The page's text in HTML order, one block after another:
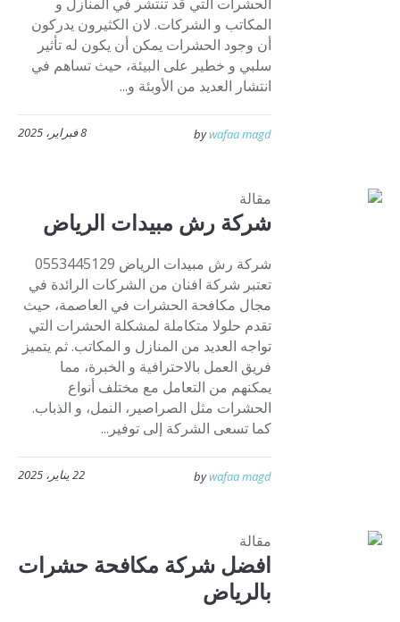
المكاتب و الشركات. لان الكثيرون يدركون
أن وجود الحشرات يمكن أن يكون له تأثير
سلبي و خطير على البيئة، حيث تساهم في
انتشار العديد من الأوبئة و...
8 فبراير، 2025 bywafaa magd
مقالة
شركة رش مبيدات الرياض
شركة رش مبيدات الرياض 0553445129
تعتبر شركة افنان من الشركات الرائدة في
مجال مكافحة الحشرات في العاصمة، حيث
تقدم حلولا متكاملة لمشكلة الحشرات التي
تواجه العديد من المنازل و المكاتب. ثم يتميز
فريق العمل بالاحترافية و الخبرة، مما
يمكنهم من التعامل مع مختلف أنواع
الحشرات مثل الصراصير، النمل، و الذباب.
كما تسعى الشركة إلى توفير...
22 يناير، 2025 bywafaa magd
مقالة
افضل شركة مكافحة حشرات
بالرياض